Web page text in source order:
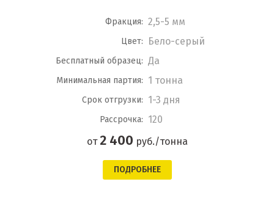
Фракция: 2,5-5 мм
Цвет: Бело-серый
Бесплатный образец: Да
Минимальная партия: 1 тонна
Срок отгрузки: 1-3 дня
Рассрочка: 120
от2 400 руб./тонна
ПОДРОБНЕЕ